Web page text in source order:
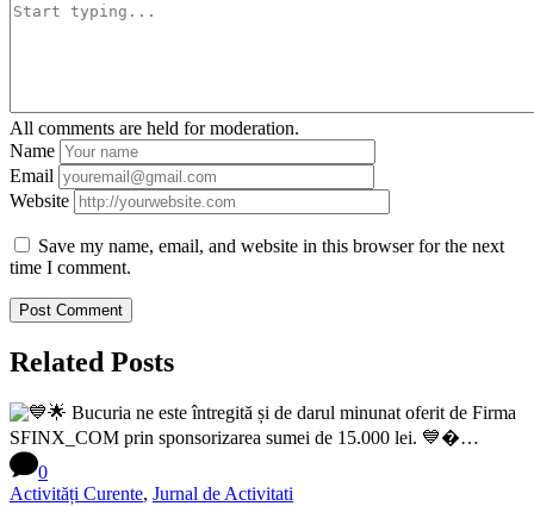
All comments are held for moderation.
Name
Email
Website
Save my name, email, and website in this browser for the next
time I comment.
Related Posts
0
Activități Curente, Jurnal de Activitati